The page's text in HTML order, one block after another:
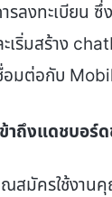
รลงทะเบียน
ะเริ่มสร้าง
อมต่อกับ
ข้าถึงแดชบอร์
สมัครใช้งาน